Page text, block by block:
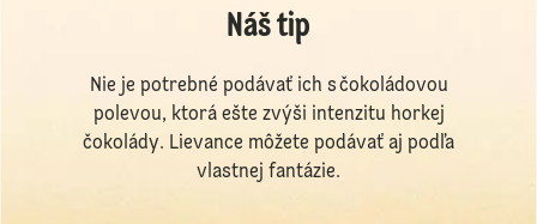
Náš tip
Nie je potrebné podávať ich s čokoládovou
polevou, ktorá ešte zvýši intenzitu horkej
čokolády. Lievance môžete podávať aj podľa
vlastnej fantázie.